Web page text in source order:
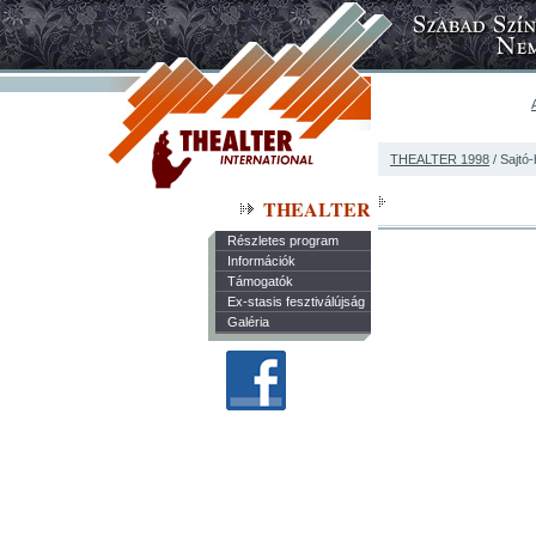
THEALTER 1998 /
THEALTER
Részletes program
Információk
Támogatók
Ex-stasis fesztiválújság
Galéria